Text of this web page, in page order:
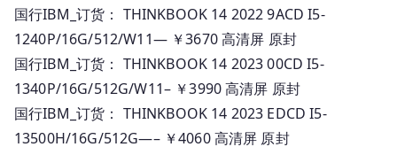
国行IBM_订货： THINKBOOK 14 2022 9ACD I5-
1240P/16G/512/W11— ￥3670 高清屏 原封
国行IBM_订货： THINKBOOK 14 2023 00CD I5-
1340P/16G/512G/W11– ￥3990 高清屏 原封
国行IBM_订货： THINKBOOK 14 2023 EDCD I5-
13500H/16G/512G—– ￥4060 高清屏 原封